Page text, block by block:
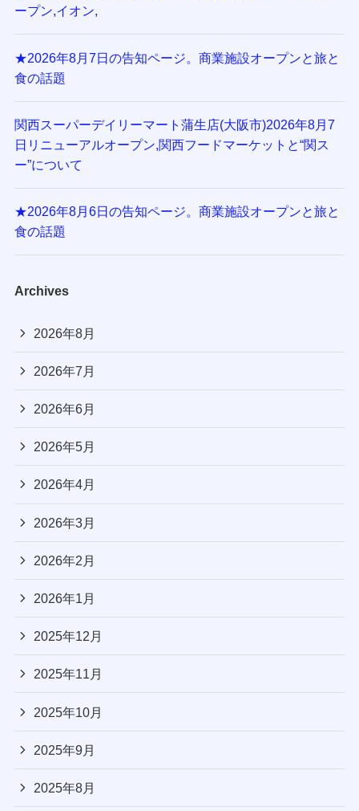
ープン,イオン,
★2026年8月7日の告知ページ。商業施設オープンと旅と
食の話題
関西スーパーデイリーマート蒲生店(大阪市)2026年8月7
日リニューアルオープン,関西フードマーケットと“関ス
ー”について
★2026年8月6日の告知ページ。商業施設オープンと旅と
食の話題
Archives
2026年8月
2026年7月
2026年6月
2026年5月
2026年4月
2026年3月
2026年2月
2026年1月
2025年12月
2025年11月
2025年10月
2025年9月
2025年8月